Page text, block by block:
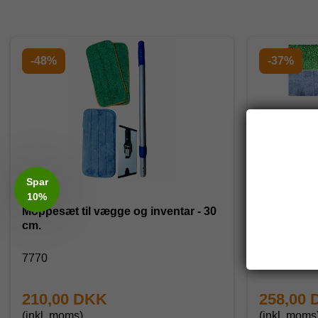
-48%
Moppesæt til vægge og inventar - 30
cm.
7770
210,00 DKK
(inkl. moms)
-37%
258,00
(inkl.
Spar
10%